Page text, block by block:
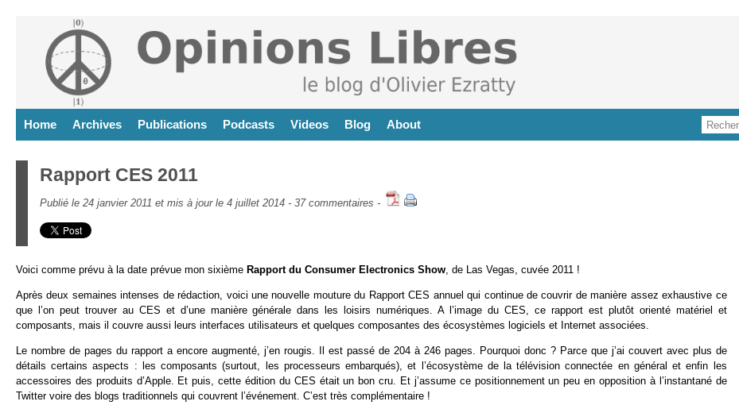
Home Archives Publications Podcasts Videos Blog About
Rapport CES 2011
Publié le 24 janvier 2011 et mis à jour le 4 juillet 2014 - 37 commentaires -
Voici comme prévu à la date prévue mon sixième Rapport du Consumer Electronics Show, de Las Vegas, cuvée 2011 !
Après deux semaines intenses de rédaction, voici une nouvelle mouture du Rapport CES annuel qui continue de couvrir de manière assez exhaustive ce
que l’on peut trouver au CES et d’une manière générale dans les loisirs numériques. A l’image du CES, ce rapport est plutôt orienté matériel et
composants, mais il couvre aussi leurs interfaces utilisateurs et quelques composantes des écosystèmes logiciels et Internet associées.
Le nombre de pages du rapport a encore augmenté, j’en rougis. Il est passé de 204 à 246 pages. Pourquoi donc ? Parce que j’ai couvert avec plus de
détails certains aspects : les composants (surtout, les processeurs embarqués), et l’écosystème de la télévision connectée en général et enfin les
accessoires des produits d’Apple. Et puis, cette édition du CES était un bon cru. Et j’assume ce positionnement un peu en opposition à l’instantané de
Twitter voire des blogs traditionnels qui couvrent l’événement. C’est très complémentaire !